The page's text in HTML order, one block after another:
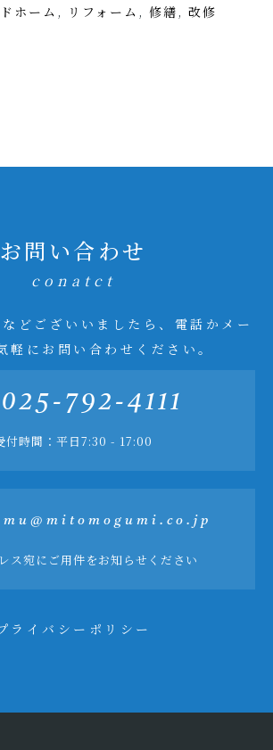
ホーム , リフォーム , 修繕, 改修
お問い合わせ
conatct
どございいましたら、電話かメー
軽にお問い合わせください。
025-792-4111
付時間：平日7:30 - 17:00
ス宛にご用件をお知らせください
ライバシーポリシー